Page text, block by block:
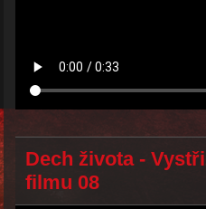
Dech života -
filmu 08